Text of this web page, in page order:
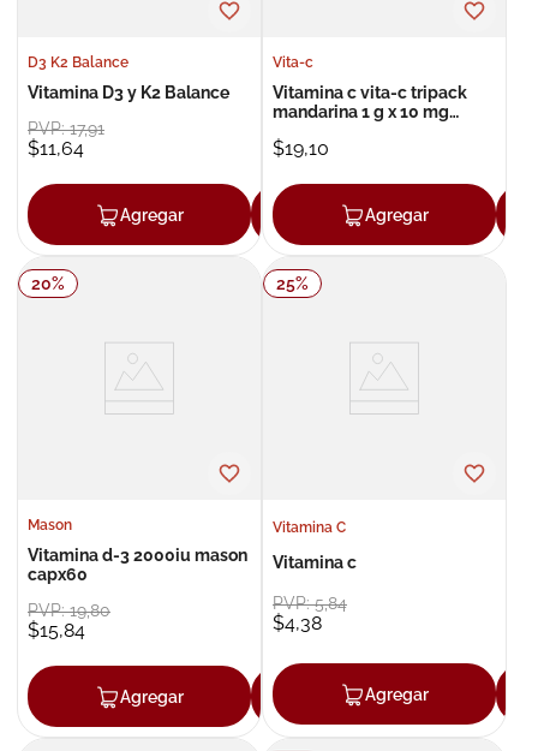
D3 K2 Balance
Vitamina D3 y K2 Balance
PVP:17,91
$11,64
Agregar Agregar
Vita-c
Vitamina c vita-c tripack
mandarina 1 g x 10 mg
$19,10
Agregar
20%
Mason
Vitamina d-3 2000iu mason
capx60
PVP:19,80
$15,84
Agregar Agregar
25%
Vitamina C
Vitamina c
PVP:5,84
$4,38
Agregar